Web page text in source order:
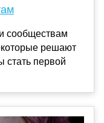
сообществам
решают
стать первой